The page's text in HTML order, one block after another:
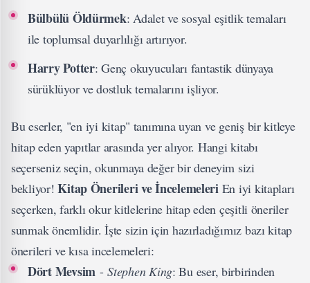
Bülbülü Öldürmek: Adalet ve sosyal eşitlik temaları
ile toplumsal duyarlılığı artırıyor.
Harry Potter: Genç okuyucuları fantastik dünyaya
sürüklüyor ve dostluk temalarını işliyor.
Bu eserler, "en iyi kitap" tanımına uyan ve geniş bir kitleye
hitap eden yapıtlar arasında yer alıyor. Hangi kitabı
seçerseniz seçin, okunmaya değer bir deneyim sizi
bekliyor!Kitap Önerileri ve İncelemeleriEn iyi kitapları
seçerken, farklı okur kitlelerine hitap eden çeşitli öneriler
sunmak önemlidir. İşte sizin için hazırladığımız bazı kitap
önerileri ve kısa incelemeleri:
Dört Mevsim -Stephen King: Bu eser, birbirinden